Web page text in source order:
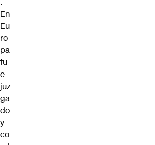
En
Eu
ro
pa
fu
e
juz
ga
do
y
co